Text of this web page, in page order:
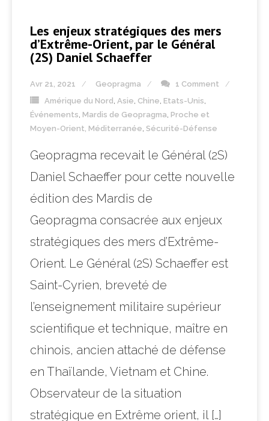
Les enjeux stratégiques des mers
d’Extrême-Orient, par le Général
(2S) Daniel Schaeffer
Avr 21, 2021 Geopragma
1 Comment
Amérique du Nord , Asie, Chine, Etats-Unis,
Événements, Mardis de Geopragma, Proche et
Moyen-Orient, Méditerranée, Sécurité-Défense
Geopragma recevait le Général (2S)
Daniel Schaeffer pour cette nouvelle
édition des Mardis de
Geopragma consacrée aux enjeux
stratégiques des mers d’Extrême-
Orient. Le Général (2S) Schaeffer est
Saint-Cyrien, breveté de
l’enseignement militaire supérieur
scientifique et technique, maître en
chinois, ancien attaché de défense
en Thaïlande, Vietnam et Chine.
Observateur de la situation
stratégique en Extrême orient, il […]